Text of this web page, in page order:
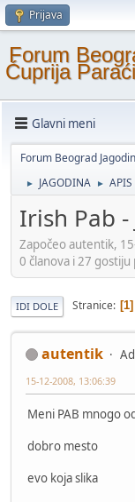
Prijava
Forum
Ćuprija
Glavni meni
Forum Beograd
► JAGODINA ► APIS
Irish Pab
Započeo autentik,
0 članova i 27
IDI DOLE Stranice 1
autentik
15-12-2008, 13:06:39
Meni PAB mnogo
dobro mesto
evo koja slika